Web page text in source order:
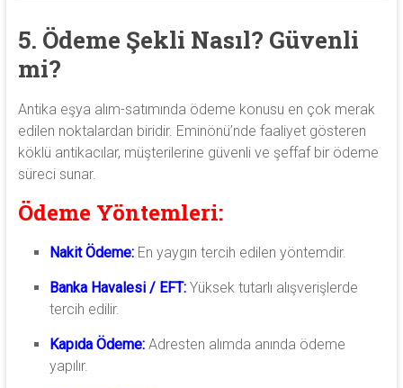
5. Ödeme Şekli Nasıl? Güvenli
mi?
Antika eşya alım-satımında ödeme konusu en çok merak
edilen noktalardan biridir. Eminönü’nde faaliyet gösteren
köklü antikacılar, müşterilerine güvenli ve şeffaf bir ödeme
süreci sunar.
Ödeme Yöntemleri:
Nakit Ödeme:En yaygın tercih edilen yöntemdir.
Banka Havalesi / EFT:Yüksek tutarlı alışverişlerde
tercih edilir.
Kapıda Ödeme:Adresten alımda anında ödeme
yapılır.